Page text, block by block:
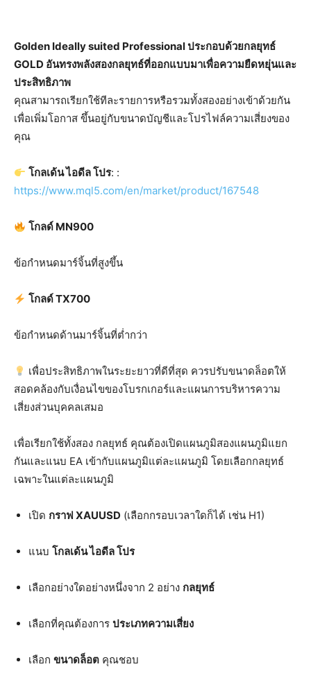
Golden Ideally suited Professional ประกอบด้วยกลยุทธ์
GOLD อันทรงพลังสองกลยุทธ์ที่ออกแบบมาเพื่อความยืดหยุ่นและ
ประสิทธิภาพ
คุณสามารถเรียกใช้ทีละรายการหรือรวมทั้งสองอย่างเข้าด้วยกัน
เพื่อเพิ่มโอกาส ขึ้นอยู่กับขนาดบัญชีและโปรไฟล์ความเสี่ยงของ
คุณ
โกลเด้น ไอดีล โปร: :
https://www.mql5.com/en/market/product/167548
โกลด์ MN900
ข้อกำหนดมาร์จิ้นที่สูงขึ้น
โกลด์ TX700
ข้อกำหนดด้านมาร์จิ้นที่ต่ำกว่า
เพื่อประสิทธิภาพในระยะยาวที่ดีที่สุด ควรปรับขนาดล็อตให้
สอดคล้องกับเงื่อนไขของโบรกเกอร์และแผนการบริหารความ
เสี่ยงส่วนบุคคลเสมอ
เพื่อเรียกใช้ทั้งสอง กลยุทธ์ คุณต้องเปิดแผนภูมิสองแผนภูมิแยก
กันและแนบ EA เข้ากับแผนภูมิแต่ละแผนภูมิ โดยเลือกกลยุทธ์
เฉพาะในแต่ละแผนภูมิ
เปิด กราฟ XAUUSD (เลือกกรอบเวลาใดก็ได้ เช่น H1)
แนบ โกลเด้น ไอดีล โปร
เลือกอย่างใดอย่างหนึ่งจาก 2 อย่าง กลยุทธ์
เลือกที่คุณต้องการ ประเภทความเสี่ยง
เลือก ขนาดล็อต คุณชอบ